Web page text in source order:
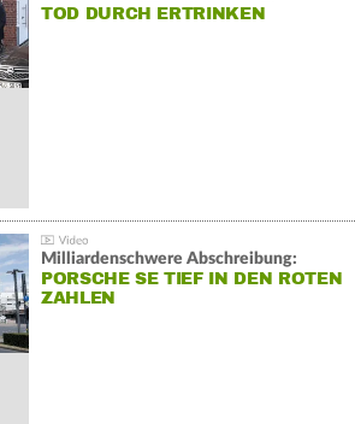
TOD DURCH ERTRINKEN
Milliardenschwere Abschreibung:
PORSCHE SE TIEF IN DEN ROTEN
ZAHLEN